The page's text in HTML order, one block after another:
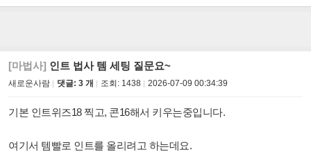
on/off
쓰
[마법사] 인트 법사 템 세팅 질문요~
새로운사람 댓글: 3 개 조회: 1438 2026-07-09 00:34:39
기본 인트위즈18 찍고, 콘16해서 키우는중입니다.
여기서 템빨로 인트를 올리려고 하는데요.